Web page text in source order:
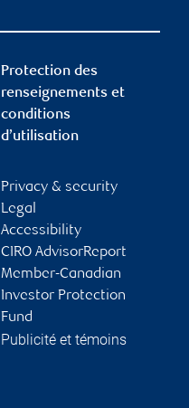
Protection des
renseignements et
conditions
d’utilisation
Privacy & security
Legal
Accessibility
CIRO AdvisorReport
Member-Canadian
Investor Protection
Fund
Publicité et témoins